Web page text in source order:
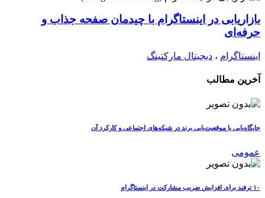
بازاریابی در اینستاگرام با چیدمان صفحه جذاب و
حرفه‌ای
اینستاگرام ، دیجیتال مارکتینگ
آخرین مطالب
جایگاه‌یابی یا موقعیت‌یابی برند در شبکه‌های اجتماعی و کارکرد آن
عمومی
۱۰ ترفند برای افزایش ضریب مشارکت در اینستاگرام